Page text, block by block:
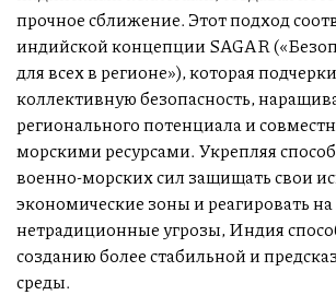
прочное сближение. Этот подход
индийской концепции SAGAR
для всех в регионе»), которая
коллективную безопасность,
регионального потенциала и
морскими ресурсами. Укрепляя
военно-морских сил защищать свои
экономические зоны и реагировать на
нетрадиционные угрозы, Индия
созданию более стабильной и
среды.